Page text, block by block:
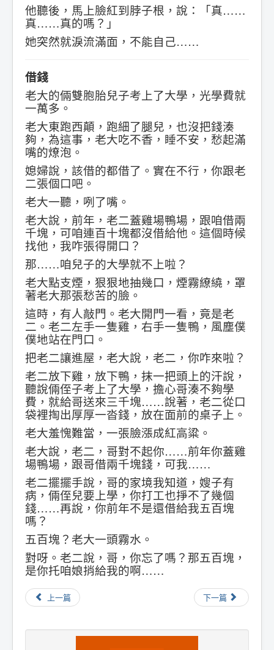
他聽後，馬上臉紅到脖子根，說：「真……
真……真的嗎？」
她突然就淚流滿面，不能自己……
借錢
老大的倆雙胞胎兒子考上了大學，光學費就
一萬多。
老大東跑西顛，跑細了腿兒，也沒把錢湊
夠，為這事，老大吃不香，睡不安，愁起滿
嘴的燎泡。
媳婦說，該借的都借了。實在不行，你跟老
二張個口吧。
老大一聽，咧了嘴。
老大說，前年，老二蓋雞場鴨場，跟咱借兩
千塊，可咱連百十塊都沒借給他。這個時候
找他，我咋張得開口？
那……咱兒子的大學就不上啦？
老大點支煙，狠狠地抽幾口，煙霧繚繞，罩
著老大那張愁苦的臉。
這時，有人敲門。老大開門一看，竟是老
二。老二左手一隻雞，右手一隻鴨，風塵僕
僕地站在門口。
把老二讓進屋，老大說，老二，你咋來啦？
老二放下雞，放下鴨，抹一把頭上的汗說，
聽說倆侄子考上了大學，擔心哥湊不夠學
費，就給哥送來三千塊……說著，老二從口
袋裡掏出厚厚一沓錢，放在面前的桌子上。
老大羞愧難當，一張臉漲成紅高粱。
老大說，老二，哥對不起你……前年你蓋雞
場鴨場，跟哥借兩千塊錢，可我……
老二擺擺手說，哥的家境我知道，嫂子有
病，倆侄兒要上學，你打工也掙不了幾個
錢……再說，你前年不是還借給我五百塊
嗎？
五百塊？老大一頭霧水。
對呀。老二說，哥，你忘了嗎？那五百塊，
是你托咱娘捎給我的啊……
上一篇 下一篇